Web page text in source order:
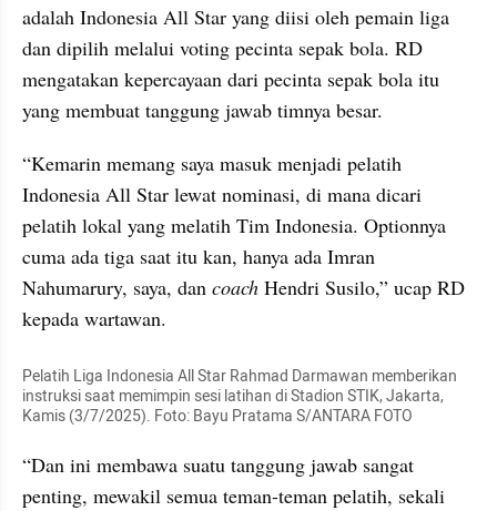
adalah Indonesia All Star yang diisi oleh pemain liga
dan dipilih melalui voting pecinta sepak bola. RD
mengatakan kepercayaan dari pecinta sepak bola itu
yang membuat tanggung jawab timnya besar.
“Kemarin memang saya masuk menjadi pelatih
Indonesia All Star lewat nominasi, di mana dicari
pelatih lokal yang melatih Tim Indonesia. Optionnya
cuma ada tiga saat itu kan, hanya ada Imran
Nahumarury, saya, dan coach Hendri Susilo,” ucap RD
kepada wartawan.
Pelatih Liga Indonesia All Star Rahmad Darmawan memberikan
instruksi saat memimpin sesi latihan di Stadion STIK, Jakarta,
Kamis (3/7/2025). Foto: Bayu Pratama S/ANTARA FOTO
“Dan ini membawa suatu tanggung jawab sangat
penting, mewakil semua teman-teman pelatih, sekali